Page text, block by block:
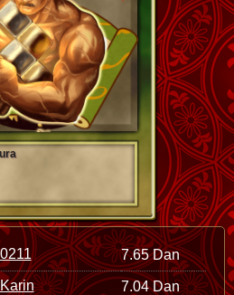
7.65 Dan
7.04 Dan